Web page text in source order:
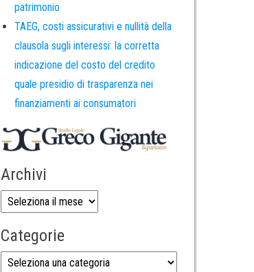
patrimonio
TAEG, costi assicurativi e nullità della
clausola sugli interessi: la corretta
indicazione del costo del credito
quale presidio di trasparenza nei
finanziamenti ai consumatori
Archivi
Categorie